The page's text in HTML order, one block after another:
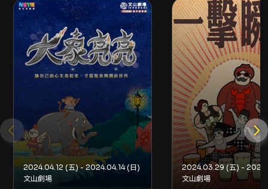
力並產生驚奇；對上班族或成人觀眾，則以輕快
的節奏與懸疑喜劇元素提供娛樂與解悶的場次選
擇；對年長觀眾，豐富的聲響模仿與人物刻畫同
樣有其趣味性與觀賞魅力。 製作團隊由多位具體
職務負責人共同打造舞台：監製林佳鋒、藝術總
監黃致凱、製作人王宣琳、編導黃彥霖與執行導
演曾宗倫等，並有舞台設計、服裝、燈光、音
樂、影像與視覺團隊支援，確保聲音表演外的視
覺與技術呈現完整。演出陣容由錢君銜與許家瑋
擔綱，兩人以默契與口技創造多重角色的瞬間轉
2024.04.12 (五) - 2024.04.14 (日)
文山劇場
文山劇場